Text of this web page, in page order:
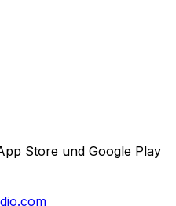
Store und Google Play